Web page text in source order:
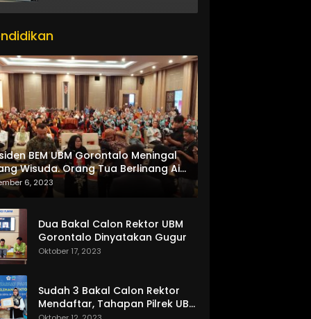
BEM UBM Gorontalo Meningal
Wisuda. Orang Tua Berlinang Air
Menerima SKL dan Pemasangan
6, 2023
Dua Bakal Calon Rektor UBM
Gorontalo Dinyatakan Gugur
Oktober 17, 2023
Sudah 3 Bakal Calon Rektor
Mendaftar, Tahapan Pilrek UBM